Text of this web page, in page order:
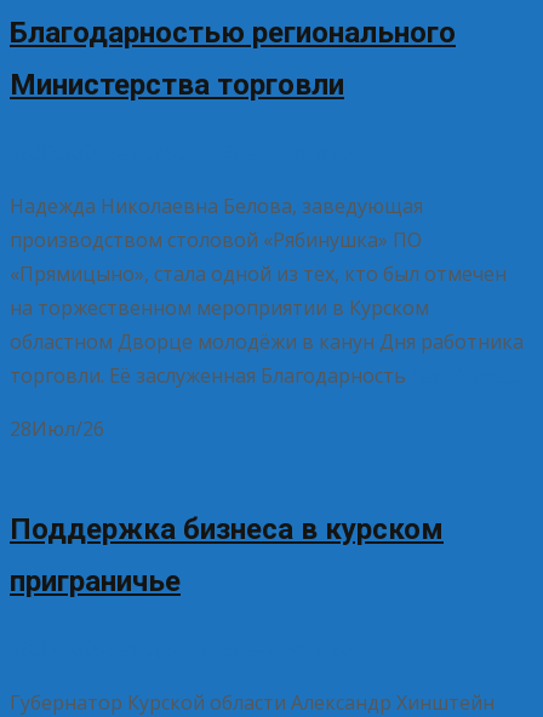
Благодарностью регионального
Министерства торговли
Надежда Николаевна Белова, заведующая
производством столовой «Рябинушка» ПО
«Прямицыно», стала одной из тех, кто был отмечен
на торжественном мероприятии в Курском
областном Дворце молодёжи в канун Дня работника
торговли. Её заслуженная Благодарность
28Июл/26
Поддержка бизнеса в курском
приграничье
Губернатор Курской области Александр Хинштейн